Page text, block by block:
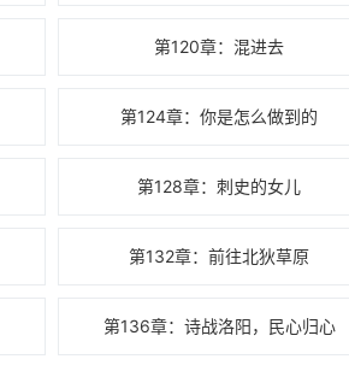
第120章：混进去
第124章：你是怎么做到的
第128章：刺史的女儿
第132章：前往北狄草原
第136章：诗战洛阳，民心归心